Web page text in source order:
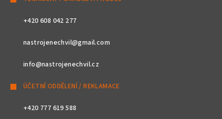
+420 608 042 277
nastrojenechvil@gmail.com
info@nastrojenechvil.cz
ÚČETNÍ ODDĚLENÍ / REKLAMACE
+420 777 619 588